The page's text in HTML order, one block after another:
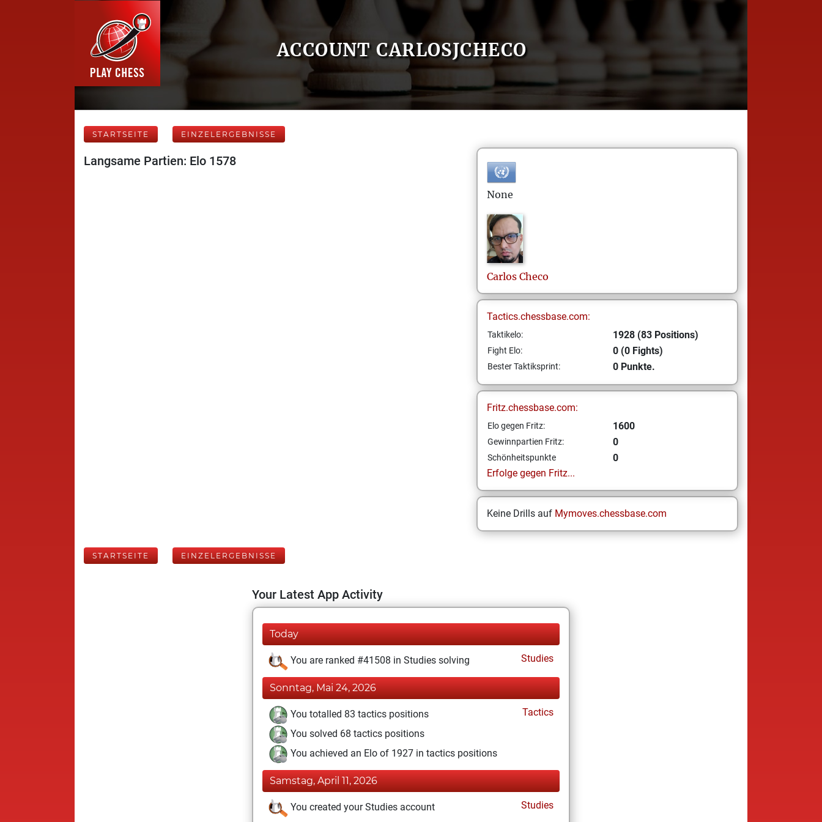
ACCOUNT CARLOSJCHECO
STARTSEITE EINZELERGEBNISSE
Langsame Partien: Elo 1578
None
Carlos Checo
Tactics.chessbase.com:
Taktikelo: 1928 (83 Positions)
Fight Elo: 0 (0 Fights)
Bester Taktiksprint: 0 Punkte.
Fritz.chessbase.com:
Elo gegen Fritz: 1600
Gewinnpartien Fritz: 0
Schönheitspunkte
0
Erfolge gegen Fritz...
Keine Drills auf Mymoves.chessbase.com
STARTSEITE EINZELERGEBNISSE
Your Latest App Activity
Today
You are ranked #41508 in Studies solving Studies
Sonntag, Mai 24, 2026
You totalled 83 tactics positions
Tactics
You solved 68 tactics positions
You achieved an Elo of 1927 in tactics positions
Samstag, April 11, 2026
You created your Studies account Studies